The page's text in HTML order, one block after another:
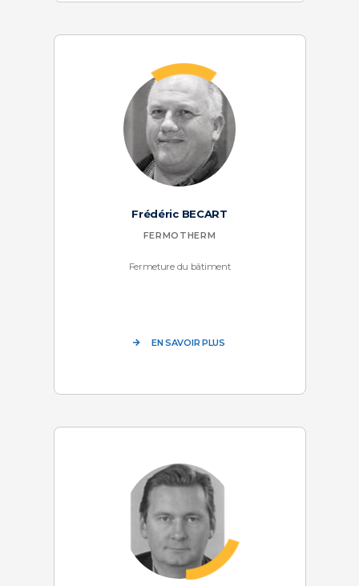
Frédéric BECART
FERMOTHERM
Fermeture du bâtiment
EN SAVOIR PLUS